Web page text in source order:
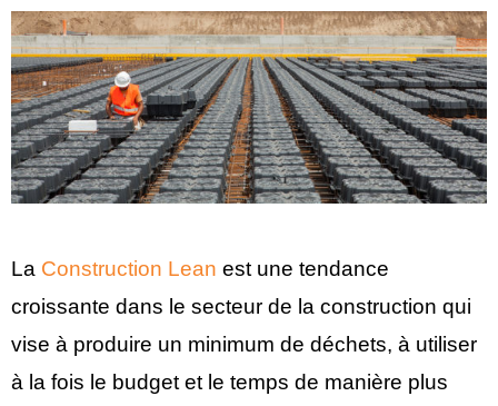
La Construction Lean est une tendance
croissante dans le secteur de la construction qui
vise à produire un minimum de déchets, à utiliser
à la fois le budget et le temps de manière plus